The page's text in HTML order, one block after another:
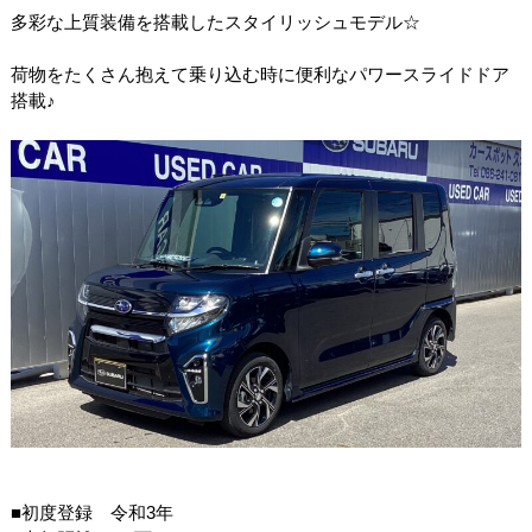
多彩な上質装備を搭載したスタイリッシュモデル☆
荷物をたくさん抱えて乗り込む時に便利なパワースライドドア
搭載♪
■初度登録 令和3年